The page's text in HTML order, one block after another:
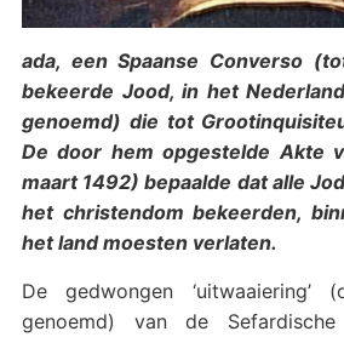
ada, een Spaanse Converso
bekeerde Jood, in het
genoemd) die tot
De door hem opgestelde Akte
maart 1492) bepaalde dat alle
het christendom bekeerden,
het land moesten verlaten.
De gedwongen ‘uitwaaiering’
genoemd) van de